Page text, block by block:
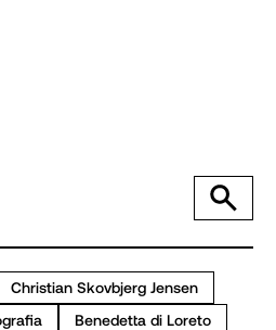
Christian Skovbjerg Jensen
Benedetta di Loreto